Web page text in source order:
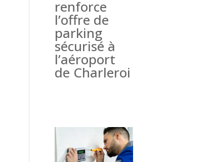
renforce
l’offre de
parking
sécurisé à
l’aéroport
de Charleroi